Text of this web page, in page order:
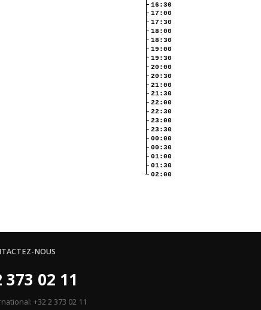
16:30
17:00
17:30
18:00
18:30
19:00
19:30
20:00
20:30
21:00
21:30
22:00
22:30
23:00
23:30
00:00
00:30
01:00
01:30
02:00
NOUS
373 02 11
+32 2 373 02 11